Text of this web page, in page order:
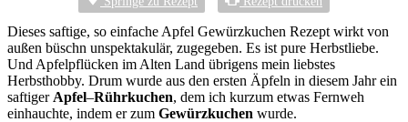
Dieses saftige, so einfache Apfel Gewürzkuchen Rezept wirkt von
außen büschn unspektakulär, zugegeben. Es ist pure Herbstliebe.
Und Apfelpflücken im Alten Land übrigens mein liebstes
Herbsthobby. Drum wurde aus den ersten Äpfeln in diesem Jahr ein
saftiger Apfel–Rührkuchen, dem ich kurzum etwas Fernweh
einhauchte, indem er zum Gewürzkuchen wurde.